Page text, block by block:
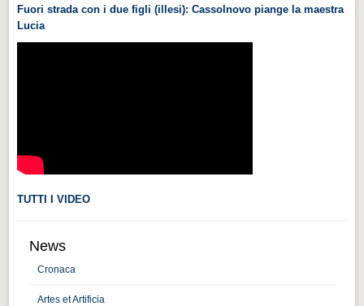
Videonews
Videonews
CHI SIAMO
CITTÀ
Guida turistica rapida
Fuori strada con i due figli (illesi): Cassolnovo piange la maestra
Lucia
TUTTI I VIDEO
News
Cronaca
Artes et Artificia